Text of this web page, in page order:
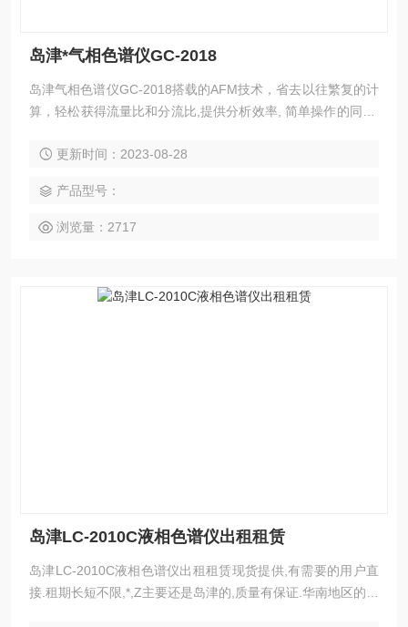
岛津*气相色谱仪GC-2018
岛津气相色谱仪GC-2018搭载的AFM技术，省去以往繁复的计
算，轻松获得流量比和分流比,提供分析效率, 简单操作的同时,
更新时间：2023-08-28
产品型号：
浏览量：2717
岛津LC-2010C液相色谱仪出租租赁
岛津LC-2010C液相色谱仪出租租赁现货提供,有需要的用户直
接.租期长短不限,*,Z主要还是岛津的,质量有保证.华南地区的优